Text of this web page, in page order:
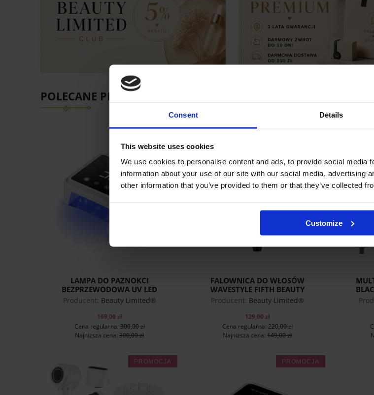
Consent Details
This website uses cookies
We use cookies to personalise content and ads, to provide social media
information about your use of our site with our social media, advertising
other information that you’ve provided to them or that they’ve collected
Customize
POLECANE PRODUKTY
LAMPA DO PAZNOKCI
BEZPRZEWODOWA UV LED
NAILGLOW 180W BEAUTY
LIMITED®
Producent: Beauty Limited®
169,00 zł
Cena regularna:300,00 zł
Najniższa cena: 300,00 zł
do koszyka
PROMOCJA
FALOWNICA DO WŁOSÓW
WAVESTYLE FIFTH BEAUTY
LIMITED®
Producent: Beauty Limited®
129,00 zł
Cena regularna:220,00 zł
Najniższa cena: 149,00 zł
do koszyka
PROMOCJA PROMOCJA